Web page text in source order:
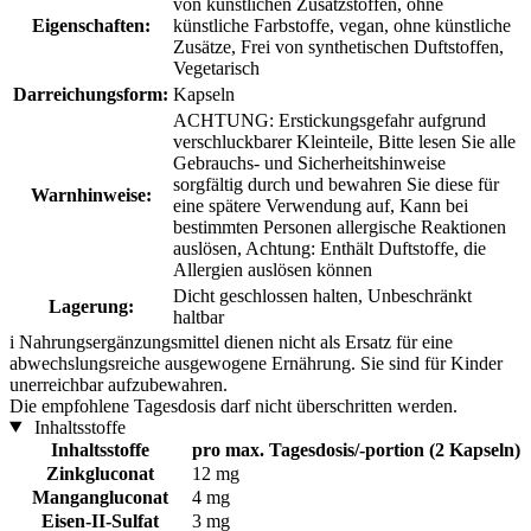
Eigenschaften:
künstliche Farbstoffe, vegan, ohne künstliche
Zusätze, Frei von synthetischen Duftstoffen,
Vegetarisch
Darreichungsform: Kapseln
Warnhinweise:
ACHTUNG: Erstickungsgefahr aufgrund
verschluckbarer Kleinteile, Bitte lesen Sie alle
Gebrauchs- und Sicherheitshinweise
sorgfältig durch und bewahren Sie diese für
eine spätere Verwendung auf, Kann bei
bestimmten Personen allergische Reaktionen
auslösen, Achtung: Enthält Duftstoffe, die
Allergien auslösen können
Lagerung:
Dicht geschlossen halten, Unbeschränkt
haltbar
i Nahrungsergänzungsmittel dienen nicht als Ersatz für eine
abwechslungsreiche ausgewogene Ernährung. Sie sind für Kinder
unerreichbar aufzubewahren.
Die empfohlene Tagesdosis darf nicht überschritten werden.
Inhaltsstoffe
Inhaltsstoffe
pro max. Tagesdosis/-portion (2 Kapseln)
Zinkgluconat
12 mg
Mangangluconat
4 mg
Eisen-II-Sulfat
3 mg